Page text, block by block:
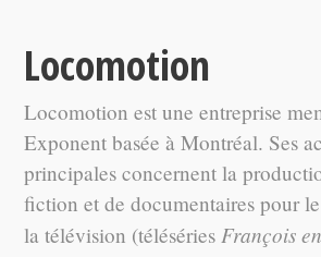
Locomotion
Locomotion est une entreprise
Exponent basée à Montréal. Ses
principales concernent la
fiction et de documentaires pour
la télévision (télésériesFrançois